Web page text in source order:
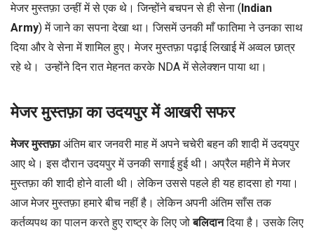
मेजर मुस्तफ़ा उन्हीं में से एक थे। जिन्होंने बचपन से ही सेना (Indian
Army) में जाने का सपना देखा था। जिसमें उनकी माँ फातिमा ने उनका साथ
दिया और वे सेना में शामिल हुए। मेजर मुस्तफ़ा पढ़ाई लिखाई में अव्वल छात्र
रहे थे। उन्होंने दिन रात मेहनत करके NDA में सेलेक्शन पाया था।
मेजर मुस्तफ़ा का उदयपुर में आखरी सफर
मेजर मुस्तफ़ाअंतिम बार जनवरी माह में अपने चचेरी बहन की शादी में उदयपुर
आए थे। इस दौरान उदयपुर में उनकी सगाई हुई थी। अप्रैल महीने में मेजर
मुस्तफ़ा की शादी होने वाली थी। लेकिन उससे पहले ही यह हादसा हो गया।
आज मेजर मुस्तफ़ा हमारे बीच नहीं है। लेकिन अपनी अंतिम साँस तक
कर्तव्यपथ का पालन करते हुए राष्ट्र के लिए जोबलिदानदिया है। उसके लिए